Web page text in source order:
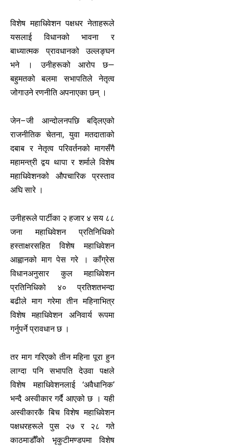
विशेष महाधिवेशन पक्षधर नेताहरूले
यसलाई विधानको भावना र
बाध्यात्मक प्रावधानको उल्लङ्घन
भने । उनीहरूको आरोप छ—
बहुमतको बलमा सभापतिले नेतृत्व
जोगाउने रणनीति अपनाएका छन् ।
जेन–जी आन्दोलनपछि बद्लिएको
राजनीतिक चेतना, युवा मतदाताको
दबाब र नेतृत्व परिवर्तनको मागसँगै
महामन्त्री द्वय थापा र शर्माले विशेष
महाधिवेशनको औपचारिक प्रस्ताव
अघि सारे ।
उनीहरूले पार्टीका २ हजार ४ सय ८८
जना महाधिवेशन प्रतिनिधिको
हस्ताक्षरसहित विशेष महाधिवेशन
आह्वानको माग पेस गरे । काँग्रेस
विधानअनुसार कुल महाधिवेशन
प्रतिनिधिको ४० प्रतिशतभन्दा
बढीले माग गरेमा तीन महिनाभित्र
विशेष महाधिवेशन अनिवार्य रूपमा
गर्नुपर्ने प्रावधान छ ।
तर माग गरिएको तीन महिना पूरा हुन
लाग्दा पनि सभापति देउवा पक्षले
विशेष महाधिवेशनलाई ‘अवैधानिक’
भन्दै अस्वीकार गर्दै आएको छ । यही
अस्वीकारकै बिच विशेष महाधिवेशन
पक्षधरहरूले पुस २७ र २८ गते
काठमाडौँको भृकुटीमण्डपमा विशेष